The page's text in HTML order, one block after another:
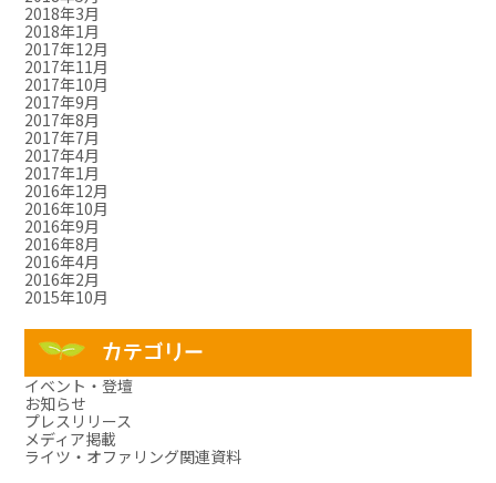
2018年3月
2018年1月
2017年12月
2017年11月
2017年10月
2017年9月
2017年8月
2017年7月
2017年4月
2017年1月
2016年12月
2016年10月
2016年9月
2016年8月
2016年4月
2016年2月
2015年10月
カテゴリー
イベント・登壇
お知らせ
プレスリリース
メディア掲載
ライツ・オファリング関連資料